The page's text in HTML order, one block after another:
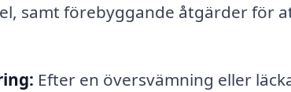
samt förebyggande åtgärder för
Efter en översvämning eller